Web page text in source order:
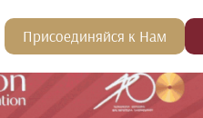
Присоединяйся к Нам